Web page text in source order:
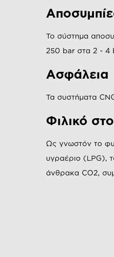
Το σύστημα
250 bar στα 2 - 4
Ασφάλεια
Τα συστήματα
Φιλικό
Ως γνωστόν το
υγραέριο (LPG),
άνθρακα CO2,